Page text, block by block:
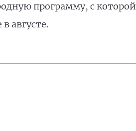
программу, с которой
августе.